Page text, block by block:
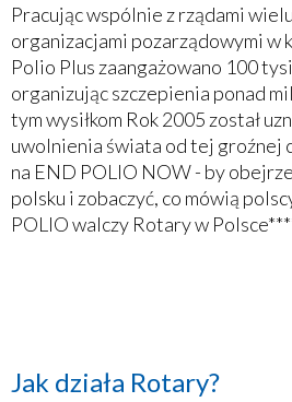
Pracując wspólnie z rządami
organizacjami pozarządowymi w
Polio Plus zaangażowano 100
organizując szczepienia ponad
tym wysiłkom Rok 2005 został
uwolnienia świata od tej groźnej
na END POLIO NOW - by
polsku i zobaczyć, co mówią
POLIO walczy Rotary w
Jak działa Rotary?